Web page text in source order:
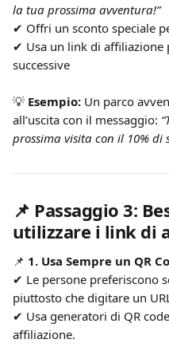
la tua prossima avventura!”
✔ Offri un sconto speciale
✔ Usa un link di affiliazione
successive
💡 Esempio: Un parco
all’uscita con il messaggio:
prossima visita con il 10% di
📌 Passaggio 3:
utilizzare i link di
📌 1. Usa Sempre un QR
✔ Le persone preferiscono
piuttosto che digitare un
✔ Usa generatori di QR
affiliazione.